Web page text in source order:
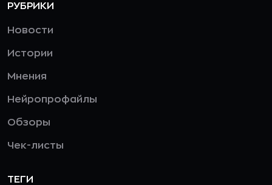
РУБРИКИ
Новости
Истории
Мнения
Нейропрофайлы
Обзоры
Чек-листы
ТЕГИ